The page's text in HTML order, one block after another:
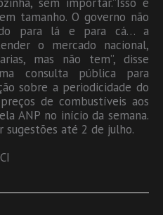
tamanho. O governo não
para lá e para cá… a
o mercado nacional,
mas não tem”, disse
consulta pública para
sobre a periodicidade do
de combustíveis aos
ANP no início da semana.
sugestões até 2 de julho.